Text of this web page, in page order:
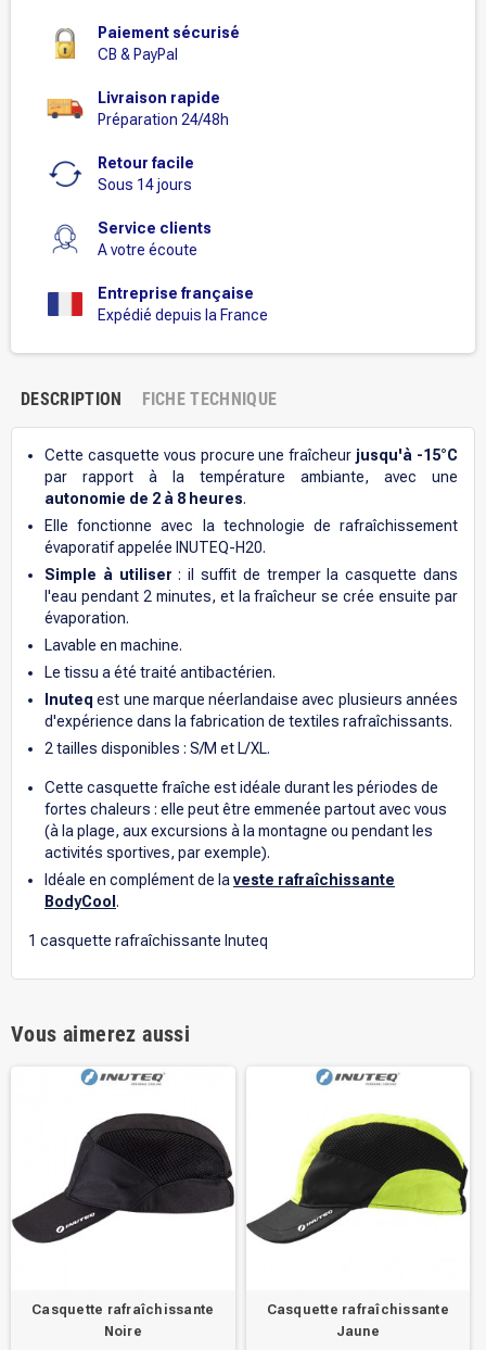
Paiement sécurisé
CB & PayPal
Livraison rapide
Préparation 24/48h
Retour facile
Sous 14 jours
Service clients
A votre écoute
Entreprise française
Expédié depuis la France
DESCRIPTION FICHE TECHNIQUE
Cette casquette vous procure une fraîcheur jusqu'à -15°C
par rapport à la température ambiante, avec une
autonomie de 2 à 8 heures.
Elle fonctionne avec la technologie de rafraîchissement
évaporatif appelée INUTEQ-H20.
Simple à utiliser: il suffit de tremper la casquette dans
l'eau pendant 2 minutes, et la fraîcheur se crée ensuite par
évaporation.
Lavable en machine.
Le tissu a été traité antibactérien.
Inuteqest une marque néerlandaise avec plusieurs années
d'expérience dans la fabrication de textiles rafraîchissants.
2 tailles disponibles : S/M et L/XL.
Cette casquette fraîche est idéale durant les périodes de
fortes chaleurs : elle peut être emmenée partout avec vous
(à la plage, aux excursions à la montagne ou pendant les
activités sportives, par exemple).
Idéale en complément de la veste rafraîchissante
BodyCool .
1 casquette rafraîchissante Inuteq
Vous aimerez aussi
Casquette rafraîchissante
Noire
Casquette rafraîchissante
Jaune